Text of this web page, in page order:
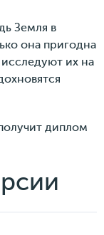
Земля в
она пригодна
их на
диплом